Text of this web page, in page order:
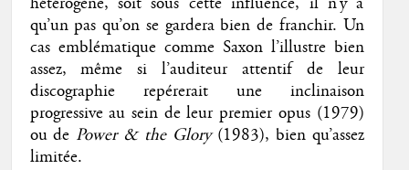
qu’un pas qu’on se gardera bien de franchir. Un
cas emblématique comme Saxon l’illustre bien
assez, même si l’auditeur attentif de leur
discographie repérerait une inclinaison
progressive au sein de leur premier opus (1979)
ou de Power & the Glory(1983), bien qu’assez
limitée.